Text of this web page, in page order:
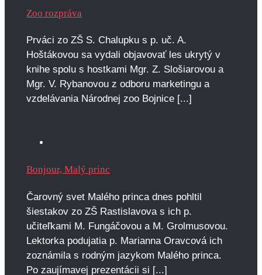
Zoo rozpráva
Prváci zo ZŠ S. Chalupku s p. uč. A.
Hoštákovou sa vydali objavovať les ukrytý v
knihe spolu s hostkami Mgr. Z. Slošiarovou a
Mgr. V. Rybanovou z odboru marketingu a
vzdelávania Národnej zoo Bojnice [...]
Bonjour, Malý princ
Čarovný svet Malého princa dnes pohltil
šiestakov zo ZŠ Rastislavova s ich p.
učiteľkami M. Fungáčovou a M. Grolmusovou.
Lektorka podujatia p. Marianna Oravcová ich
zoznámila s rodným jazykom Malého princa.
Po zaujímavej prezentácii si [...]